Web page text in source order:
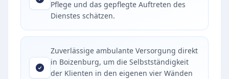
Pflege und das gepflegte Auftreten des
Dienstes schätzen.
Zuverlässige ambulante Versorgung direkt
in Boizenburg, um die Selbstständigkeit
der Klienten in den eigenen vier Wänden